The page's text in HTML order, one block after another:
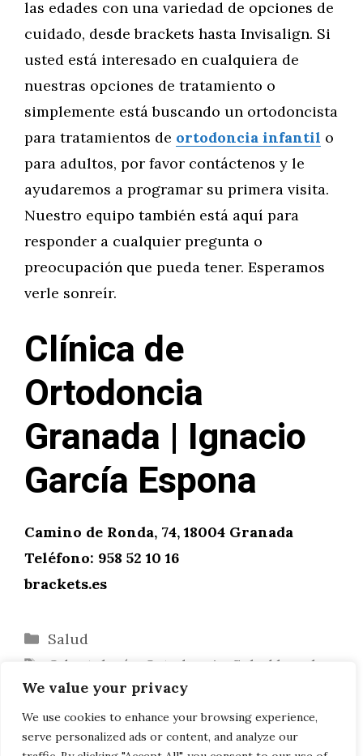
We value your privacy
We use cookies to enhance your browsing experience,
serve personalized ads or content, and analyze our
las edades con una variedad de opciones de
cuidado, desde brackets hasta Invisalign. Si
usted está interesado en cualquiera de
nuestras opciones de tratamiento o
simplemente está buscando un ortodoncista
para tratamientos de ortodoncia infantil o
para adultos, por favor contáctenos y le
ayudaremos a programar su primera visita.
Nuestro equipo también está aquí para
responder a cualquier pregunta o
preocupación que pueda tener. Esperamos
verle sonreír.
Clínica de
Ortodoncia
Granada | Ignacio
García Espona
Camino de Ronda, 74, 18004 Granada
Teléfono: 958 52 10 16
brackets.es
Categorías
Salud
Etiquetas
Odontología Ortodoncia
Salud bucal
¿Cómo usar la tecnología para mantener
su negocio?
¿Qué es «La Nube»?